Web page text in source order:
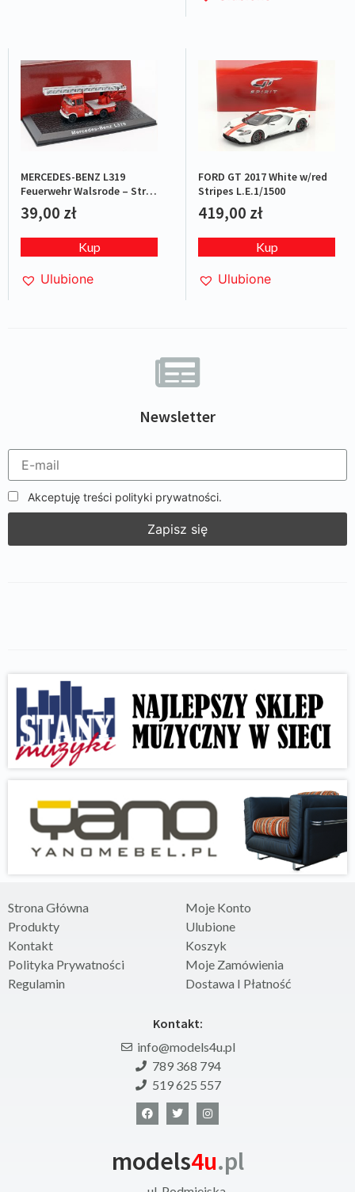
Newsletter
Akceptuję treści polityki prywatności.
MERCEDES-BENZ L319
Feuerwehr Walsrode – Straż
pożarna
39,00 zł
Kup
Ulubione
FORD GT 2017 White w/red
Stripes L.E.1/1500
419,00 zł
Kup
Ulubione
Strona Główna
Produkty
Kontakt
Polityka Prywatności
Regulamin
Moje Konto
Ulubione
Koszyk
Moje Zamówienia
Dostawa I Płatność
Kontakt:
info@models4u.pl
789 368 794
519 625 557
models4u.pl